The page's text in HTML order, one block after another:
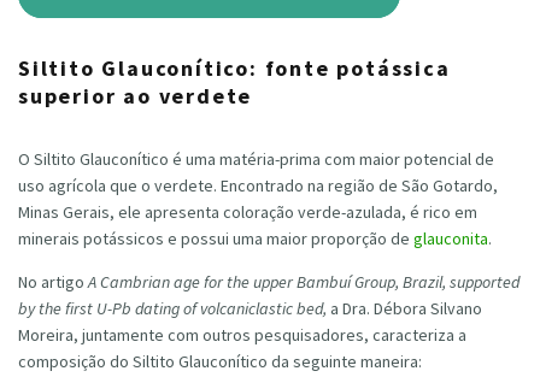
Siltito Glauconítico: fonte potássica
superior ao verdete
O Siltito Glauconítico é uma matéria-prima com maior potencial de
uso agrícola que o verdete. Encontrado na região de São Gotardo,
Minas Gerais, ele apresenta coloração verde-azulada, é rico em
minerais potássicos e possui uma maior proporção de glauconita.
No artigoA Cambrian age for the upper Bambuí Group, Brazil, supported
by the first U-Pb dating of volcaniclastic bed, a Dra. Débora Silvano
Moreira, juntamente com outros pesquisadores, caracteriza a
composição do Siltito Glauconítico da seguinte maneira: